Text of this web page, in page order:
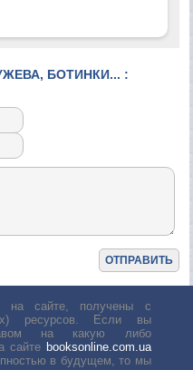
БОТИНКИ... :
на сайте, получены с
ресурсов. Если вы
на какую либо
сайте booksonline.com.ua
в будущем, то мы